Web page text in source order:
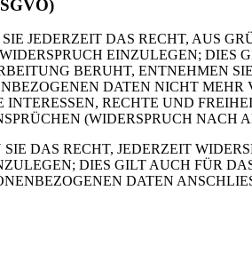
JEDERZEIT DAS RECHT, AUS
EINZULEGEN; DIES
BERUHT, ENTNEHMEN
DATEN NICHT MEHR
RECHTE UND
(WIDERSPRUCH NACH
DAS RECHT, JEDERZEIT
DIES GILT AUCH FÜR
DATEN